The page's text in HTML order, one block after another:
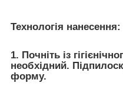
Технологія нанесення:
1. Почніть із
необхідний.
форму.